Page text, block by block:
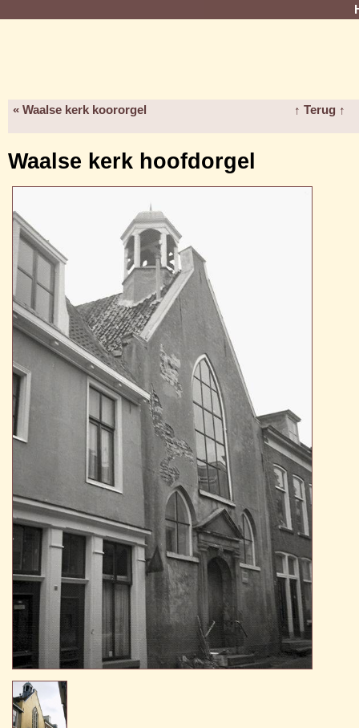
« Waalse kerk koororgel ↑ Terug ↑
Waalse kerk hoofdorgel